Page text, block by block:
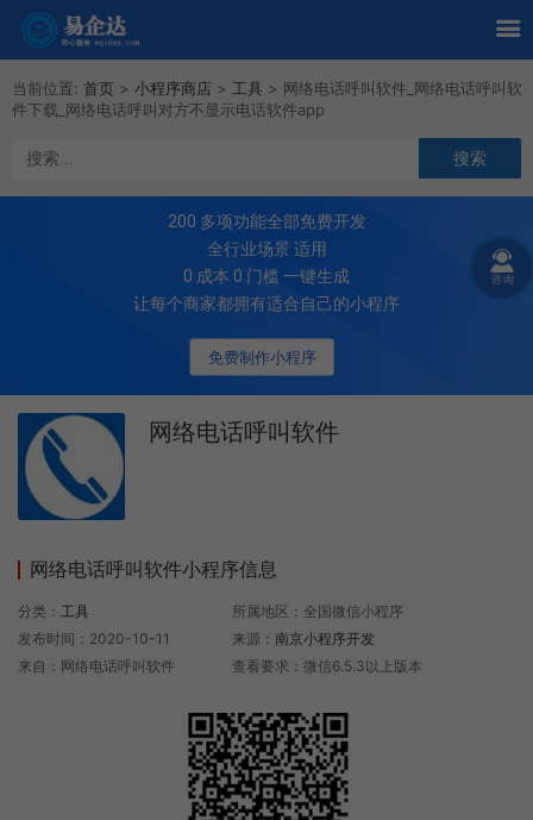
当前位置: 首页 > 小程序商店 > 工具 > 网络电话呼叫软件_网络电话呼叫软
件下载_网络电话呼叫对方不显示电话软件app
免费制作小程序
200 多项功能全部免费开发
全行业场景 适用
0 成本 0 门槛 一键生成
让每个商家都拥有适合自己的小程序
网络电话呼叫软件
网络电话呼叫软件小程序信息
分类： 工具
发布时间：2020-10-11
来自：网络电话呼叫软件
所属地区：全国微信小程序
来源：南京小程序开发
查看要求：微信6.5.3以上版本